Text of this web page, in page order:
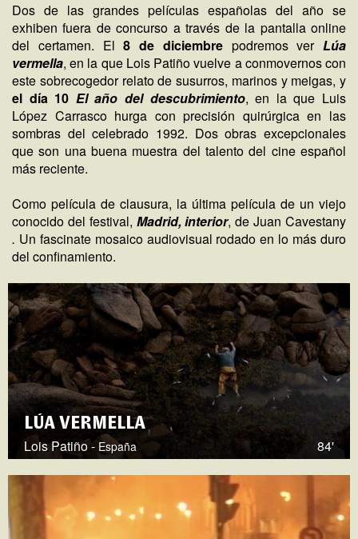
Dos de las grandes películas españolas del año se
exhiben fuera de concurso a través de la pantalla online
del certamen. El8 de diciembrepodremos ver Lúa
vermella, en la que Lois Patiño vuelve a conmovernos con
este sobrecogedor relato de susurros, marinos y meigas, y
el día 10 El año del descubrimiento, en la que Luis
López Carrasco hurga con precisión quirúrgica en las
sombras del celebrado 1992. Dos obras excepcionales
que son una buena muestra del talento del cine español
más reciente.
Como película de clausura, la última película de un viejo
conocido del festival, Madrid, interior, de Juan Cavestany
. Un fascinate mosaico audiovisual rodado en lo más duro
del confinamiento.
LÚA VERMELLA
84'
Lois Patiño - España